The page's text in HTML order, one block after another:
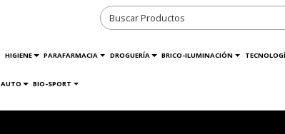
HIGIENE PARAFARMACIA DROGUERÍA BRICO-ILUMINACIÓN
AUTO BIO-SPORT